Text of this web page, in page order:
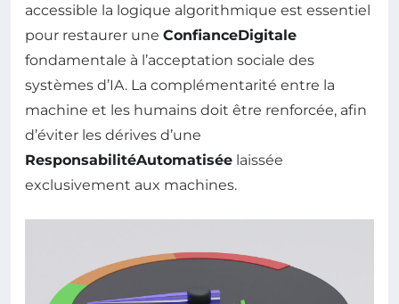
accessible la logique algorithmique est essentiel
pour restaurer une ConfianceDigitale
fondamentale à l’acceptation sociale des
systèmes d’IA. La complémentarité entre la
machine et les humains doit être renforcée, afin
d’éviter les dérives d’une
ResponsabilitéAutomatisée laissée
exclusivement aux machines.